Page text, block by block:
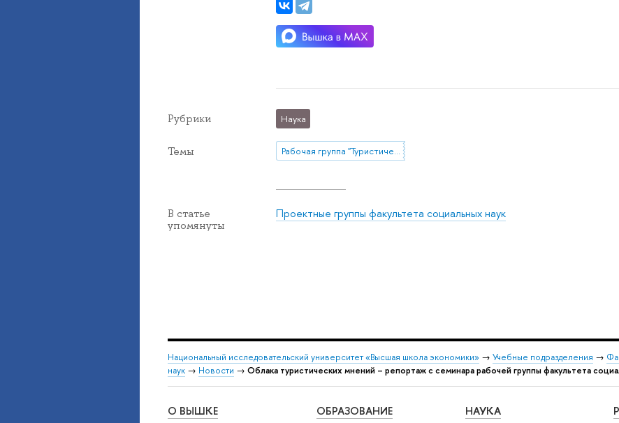
Рубрики Наука
Темы Рабочая группа "Туристические практики населения под воздействием внешних шоков: возможности и ограничения изучения опросными и не-опросными методами"
В статье
упомянуты
Проектные группы факультета социальных наук
Национальный исследовательский университет «Высшая школа экономики» → Учебные подразделения →
наук → Новости → Облака туристических мнений – репортаж с семинара рабочей группы факультета
О ВЫШКЕ ОБРАЗОВАНИЕ НАУКА